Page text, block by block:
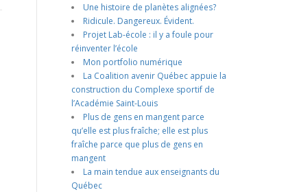
Une histoire de planètes alignées?
Ridicule. Dangereux. Évident.
Projet Lab-école : il y a foule pour
réinventer l’école
Mon portfolio numérique
La Coalition avenir Québec appuie la
construction du Complexe sportif de
l’Académie Saint-Louis
Plus de gens en mangent parce
qu’elle est plus fraîche; elle est plus
fraîche parce que plus de gens en
mangent
La main tendue aux enseignants du
Québec